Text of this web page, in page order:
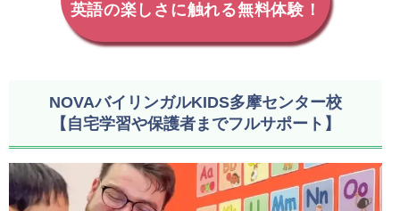
英語の楽しさに触れる無料体験！
NOVAバイリンガルKIDS多摩センター校
【自宅学習や保護者までフルサポート】